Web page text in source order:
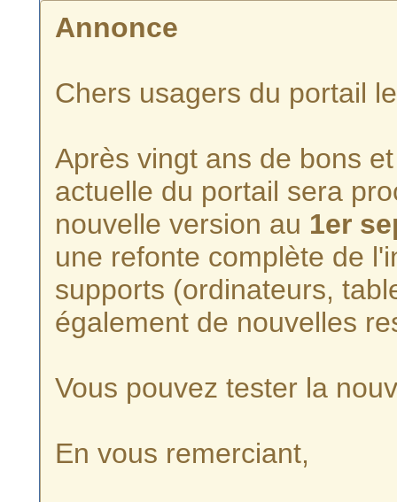
Annonce
Chers usagers du portail
Après vingt ans de bons
actuelle du portail sera
nouvelle version au 1er
une refonte complète de
supports (ordinateurs,
également de nouvelles
Vous pouvez tester la
En vous remerciant,